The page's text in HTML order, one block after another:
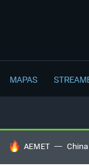
MAPAS
HOY SE HABLA DE
AEMET China